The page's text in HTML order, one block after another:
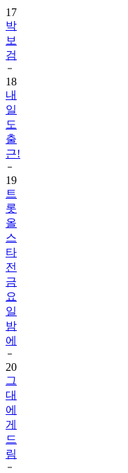
17
박
보
검
18
내
일
도
출
근!
19
트
롯
올
스
타
전
금
요
일
밤
에
20
그
대
에
게
드
림